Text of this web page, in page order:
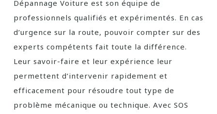
Dépannage Voiture est son équipe de
professionnels qualifiés et expérimentés. En cas
d’urgence sur la route, pouvoir compter sur des
experts compétents fait toute la différence.
Leur savoir-faire et leur expérience leur
permettent d’intervenir rapidement et
efficacement pour résoudre tout type de
problème mécanique ou technique. Avec SOS